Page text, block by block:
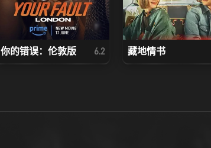
你的错误：伦敦版 6.2 藏地情书